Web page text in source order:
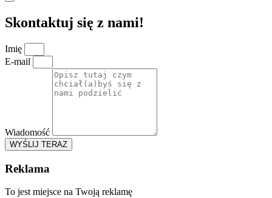
Skontaktuj się z nami!
Imię
E-mail
Wiadomość
WYŚLIJ TERAZ
Reklama
To jest miejsce na Twoją reklamę